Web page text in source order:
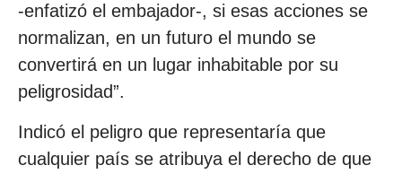
-enfatizó el embajador-, si esas acciones se
normalizan, en un futuro el mundo se
convertirá en un lugar inhabitable por su
peligrosidad”.
Indicó el peligro que representaría que
cualquier país se atribuya el derecho de que